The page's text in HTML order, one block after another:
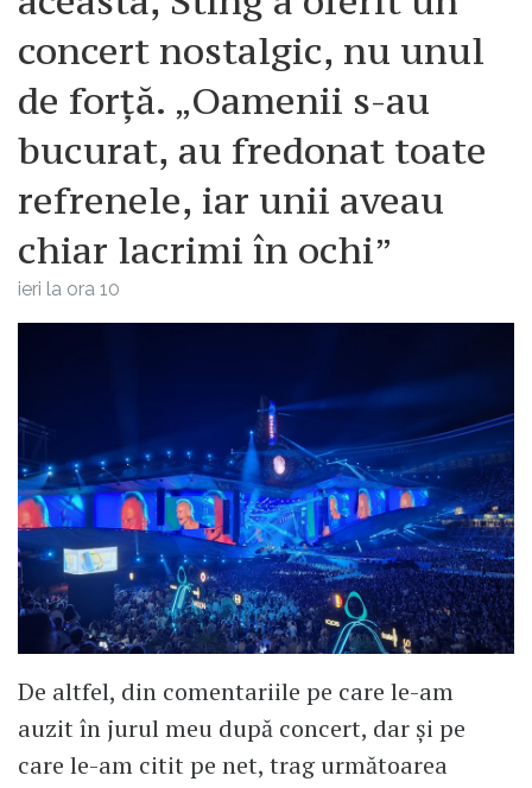
concert nostalgic, nu unul
de forță. „Oamenii s-au
bucurat, au fredonat toate
refrenele, iar unii aveau
chiar lacrimi în ochi”
ieri la ora 10
De altfel, din comentariile pe care le-am
auzit în jurul meu după concert, dar și pe
care le-am citit pe net, trag următoarea